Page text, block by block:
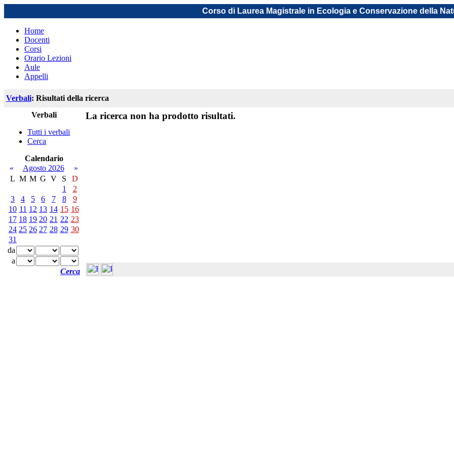
Corso di Laurea Magistrale in Ecologia e Conservazione della
Home
Docenti
Corsi
Orario Lezioni
Aule
Appelli
Verbali: Risultati della ricerca
Verbali
Tutti i verbali
Cerca
Calendario
«
Agosto 2026
»
L M M G V S
D
1
2
3
4 5 6 7 8
9
10 11 12 13 14 15 16
17 18 19 20 21 22 23
24 25 26 27 28 29 30
31
da
a
Cerca
La ricerca non ha prodotto risultati.